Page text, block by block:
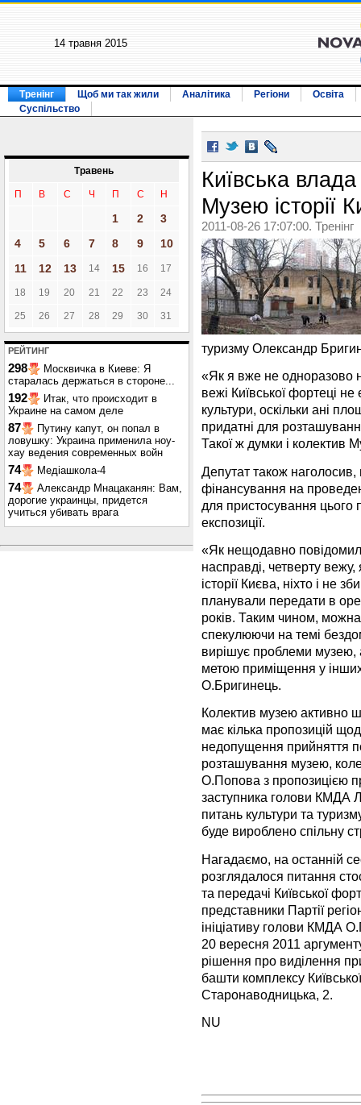
14 травня 2015
Тренінг Щоб ми так жили Аналітика Регіони
Освіта
Суспільство
Травень
П В С Ч П С Н
1 2
3
4
5 6 7 8 9
10
11
12 13 14 15 16 17
18 19 20 21 22 23 24
25 26 27 28 29 30 31
РЕЙТИНГ
298
Москвичка в Киеве: Я
старалась держаться в стороне...
192
Итак, что происходит в
Украине на самом деле
87
Путину капут, он попал в
ловушку: Украина применила ноу-
хау ведения современных войн
74 Медіашкола-4
74
Александр Мнацаканян: Вам,
дорогие украинцы, придется
учиться убивать врага
Київська
Музею історії
2011-08-26 17:07:00. Тренінг
туризму Олександр
«Як я вже не одноразово
вежі Київської фортеці
культури, оскільки ані
придатні для
Такої ж думки і колектив
Депутат також
фінансування на
для пристосування цього
експозиції.
«Як нещодавно
насправді, четверту
історії Києва, ніхто і не
планували передати в
років. Таким чином,
спекулюючи на темі
вирішує проблеми музею,
метою приміщення у
О.Бригинець.
Колектив музею активно
має кілька пропозицій
недопущення прийняття
розташування музею,
О.Попова з пропозицією
заступника голови КМДА
питань культури та
буде вироблено спільну
Нагадаємо, на останній
розглядалося питання
та передачі Київської
представники Партії
ініціативу голови КМДА
20 вересня 2011
рішення про виділення
башти комплексу
Старонаводницька, 2.
NU